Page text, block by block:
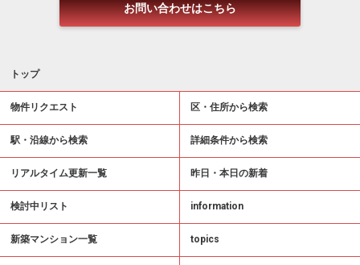
お問い合わせはこちら
トップ
物件リクエスト 区・住所から検索
駅・沿線から検索 詳細条件から検索
リアルタイム更新一覧 昨日・本日の新着
検討中リスト information
新築マンション一覧 topics